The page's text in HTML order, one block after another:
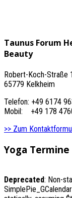
Taunus Forum
Beauty
Robert-Koch-Straße
65779 Kelkheim
Telefon: +49 6174
Mobil: +49 178
>> Zum
Yoga Termine
Deprecated: Non-